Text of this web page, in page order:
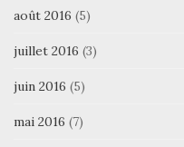
août 2016 (5)
juillet 2016 (3)
juin 2016 (5)
mai 2016 (7)